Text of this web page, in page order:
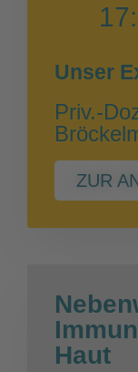
Unser
Priv.-
ZUR
Haut